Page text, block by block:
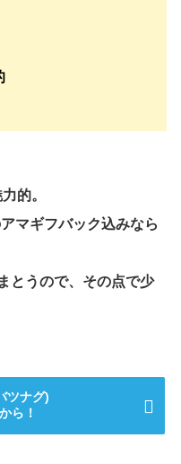
的。
マギフバック込みなら
とうので、その点で少
ツナグ)
ら！